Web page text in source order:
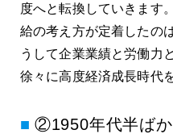
度へと転換していきます
給の考え方が定着したの
うして企業業績と労働力
徐々に高度経済成長時代
②1950年代半ば